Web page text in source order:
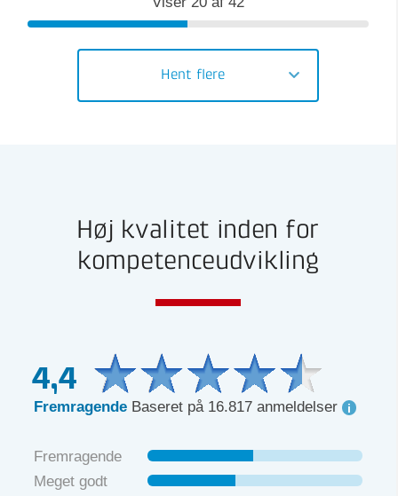
Hent flere
Høj kvalitet inden for
kompetenceudvikling
4,4
Fremragende Baseret på 16.817 anmeldelser
Fremragende
Meget godt